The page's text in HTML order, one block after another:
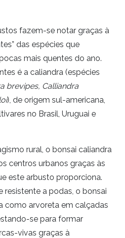
fazem-se notar graças à
das espécies que
mais quentes do ano.
é a caliandra (espécies
brevipes, Calliandra
), de origem sul-americana,
no Brasil, Uruguai e
rural, o bonsai caliandra
centros urbanos graças às
este arbusto proporciona.
resistente a podas, o bonsai
como arvoreta em calçadas
se para formar
vivas graças à